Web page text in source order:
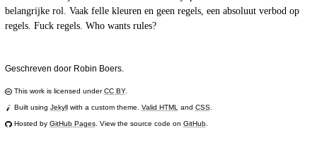
belangrijke rol. Vaak felle kleuren en geen regels, een absoluut verbod op
regels. Fuck regels. Who wants rules?
Geschreven door Robin Boers.
This work is licensed underCC BY.
Built using Jekyllwith a custom theme. Valid HTML and CSS.
Hosted by GitHub Pages. View the source code on GitHub.